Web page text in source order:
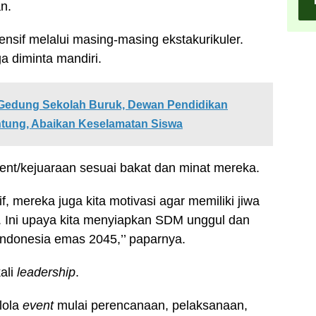
melalui masing-masing ekstakurikuler.
diminta mandiri.
Sekolah Buruk, Dewan Pendidikan
Abaikan Keselamatan Siswa
kejuaraan sesuai bakat dan minat mereka.
mereka juga kita motivasi agar memiliki jiwa
upaya kita menyiapkan SDM unggul dan
emas 2045,’’ paparnya.
leadership.
eventmulai perencanaan, pelaksanaan,